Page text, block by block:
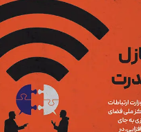
یسنا امان‌پور
تحریریه
ملینا جعفری